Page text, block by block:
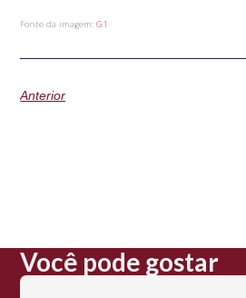
Fonte da imagem:G1
Anterior
Você pode gostar